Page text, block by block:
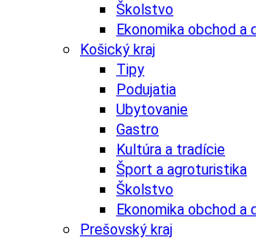
Školstvo
Ekonomika obchod a
Košický kraj
Tipy
Podujatia
Ubytovanie
Gastro
Kultúra a tradície
Šport a agroturistika
Školstvo
Ekonomika obchod a
Prešovský kraj